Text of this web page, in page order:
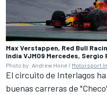
Max Verstappen, Red Bull
India VJM09 Mercedes, Sergio
Photo by: Andrew Hone / Motorsport
El circuito de Interlagos
buenas carreras de